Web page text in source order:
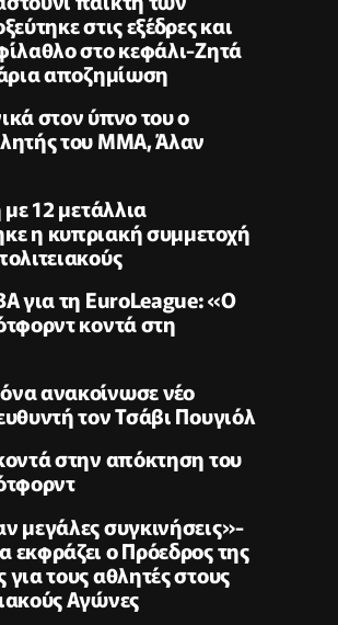
στις εξέδρες και
στο κεφάλι-Ζητά
αποζημίωση
στον ύπνο του ο
του ΜΜΑ, Άλαν
12 μετάλλια
η κυπριακή συμμετοχή
για τη EuroLeague: «Ο
κοντά στη
ανακοίνωσε νέο
τον Τσάβι Πουγιόλ
στην απόκτηση του
μεγάλες συγκινήσεις»-
εκφράζει ο Πρόεδρος της
τους αθλητές στους
Αγώνες